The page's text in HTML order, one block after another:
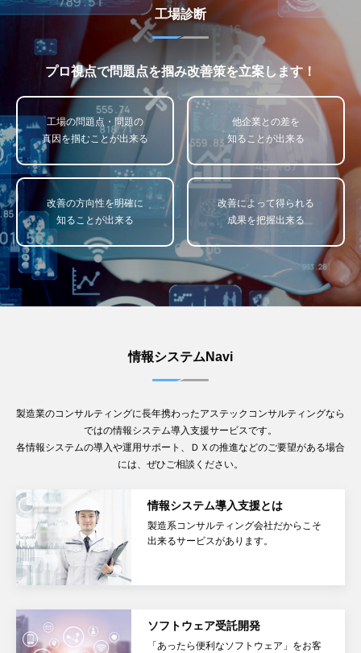
工場診断
プロ視点で問題点を掴み改善策を立案します！
工場の問題点・問題の
真因を掴むことが出来る
他企業との差を
知ることが出来る
改善の方向性を明確に
知ることが出来る
改善によって得られる
成果を把握出来る
情報システムNavi
製造業のコンサルティングに長年携わったアステックコンサルティングなら
ではの情報システム導入支援サービスです。
各情報システムの導入や運用サポート、ＤＸの推進などのご要望がある場合
には、ぜひご相談ください。
情報システム導入支援とは
製造系コンサルティング会社だからこそ
出来るサービスがあります。
ソフトウェア受託開発
「あったら便利なソフトウェア」をお客